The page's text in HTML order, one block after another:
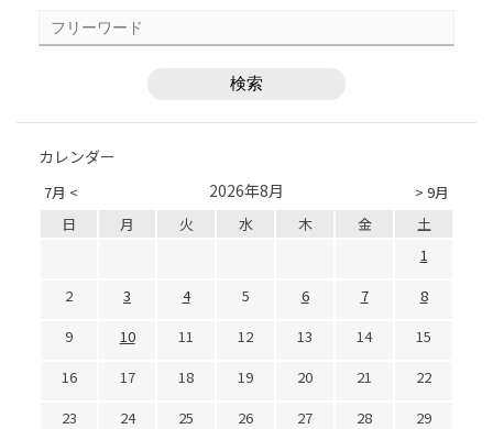
カレンダー
7月 < > 9月
2026年8月
日 月 火 水 木 金
土
1
2
3 4 5 6 7
8
9
10 11 12 13 14
15
16
17 18 19 20 21
22
23
24 25 26 27 28
29